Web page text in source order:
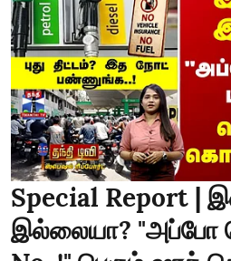
Special Report |
இல்லையா? "அப்போ